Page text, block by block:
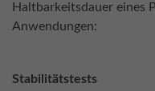
Haltbarkeitsdauer eines
Anwendungen:
Stabilitätstests